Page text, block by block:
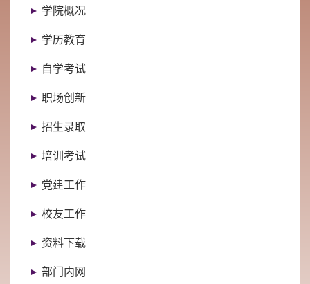
学院概况
学历教育
自学考试
职场创新
招生录取
培训考试
党建工作
校友工作
资料下载
部门内网